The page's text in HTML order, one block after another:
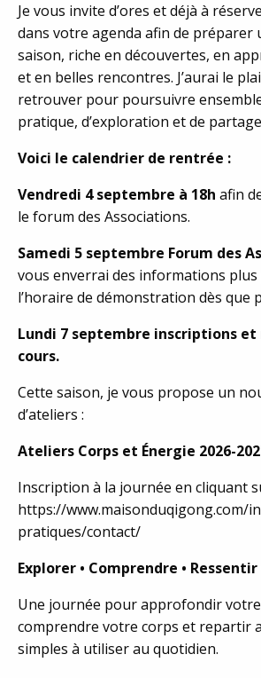
Je vous invite d’ores et déjà à
dans votre agenda afin de préparer
saison, riche en découvertes, en
et en belles rencontres. J’aurai le
retrouver pour poursuivre
pratique, d’exploration et de
Voici le calendrier de rentrée :
Vendredi 4 septembre à 18h afin
le forum des Associations.
Samedi 5 septembre Forum des
vous enverrai des informations plus
l’horaire de démonstration dès que
Lundi 7 septembre inscriptions et
cours.
Cette saison, je vous propose un
d’ateliers :
Ateliers Corps et Énergie 2026-
Inscription à la journée en cliquant
https://www.maisonduqigong.com/
pratiques/contact/
Explorer • Comprendre •
Une journée pour approfondir
comprendre votre corps et repartir
simples à utiliser au quotidien.